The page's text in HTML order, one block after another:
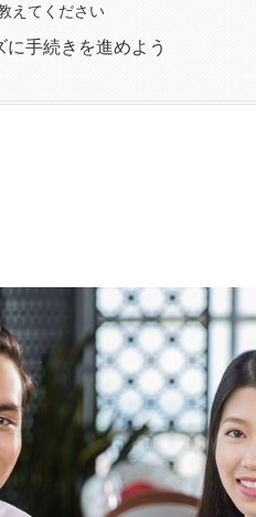
えてください
手続きを進めよう